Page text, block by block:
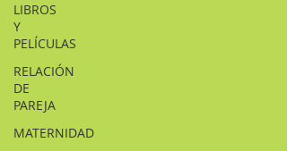
LIBROS
Y
PELÍCULAS
RELACIÓN
DE
PAREJA
MATERNIDAD